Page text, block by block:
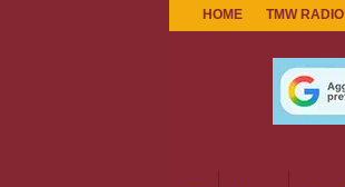
HOME TMW RADIO